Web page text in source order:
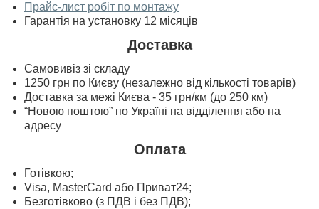
Прайс-лист робіт по монтажу
Гарантія на установку 12 місяців
Доставка
Самовивіз зі складу
1250 грн по Києву (незалежно від кількості товарів)
Доставка за межі Києва - 35 грн/км (до 250 км)
“Новою поштою” по Україні на відділення або на
адресу
Оплата
Готівкою;
Visa, MasterСard або Приват24;
Безготівково (з ПДВ і без ПДВ);